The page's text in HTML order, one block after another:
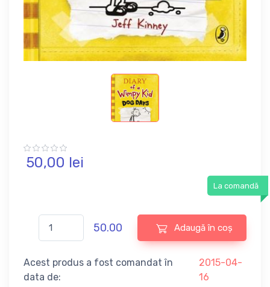
50,00 lei
La comandă
50.00 Adaugă în coș
Acest produs a fost comandat în
data de:
2015-04-
16